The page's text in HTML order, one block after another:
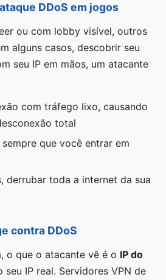
DDoS em jogos
ou com lobby visível, outros
alguns casos, descobrir seu
seu IP em mãos, um atacante
com tráfego lixo, causando
total
que você entrar em
derrubar toda a internet da sua
contra DDoS
o que o atacante vê é o IP do
seu IP real. Servidores VPN de